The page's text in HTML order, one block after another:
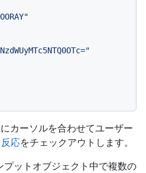
カーソルを合わせてユーザー
応をチェックアウトします。
ットオブジェクト中で複数の